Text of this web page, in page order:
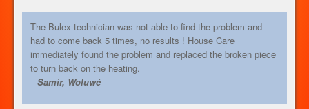
The Bulex technician was not able to find the problem and
had to come back 5 times, no results ! House Care
immediately found the problem and replaced the broken piece
to turn back on the heating.
Samir, Woluwé